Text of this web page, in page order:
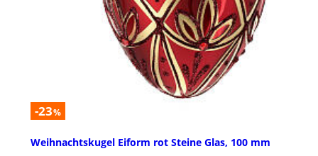
-23%
Weihnachtskugel Eiform rot Steine Glas, 100 mm